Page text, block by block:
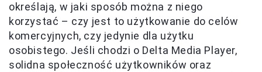
określają, w jaki sposób można z niego
korzystać – czy jest to użytkowanie do celów
komercyjnych, czy jedynie dla użytku
osobistego. Jeśli chodzi o Delta Media Player,
solidna społeczność użytkowników oraz